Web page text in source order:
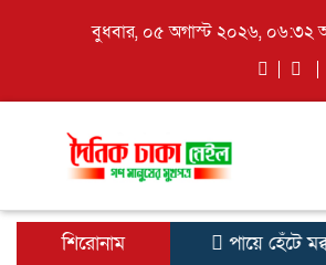
বুধবার, ০৫ অগাস্ট ২০২৬, ০৬:৩২
শিরোনাম পায়ে হেঁটে